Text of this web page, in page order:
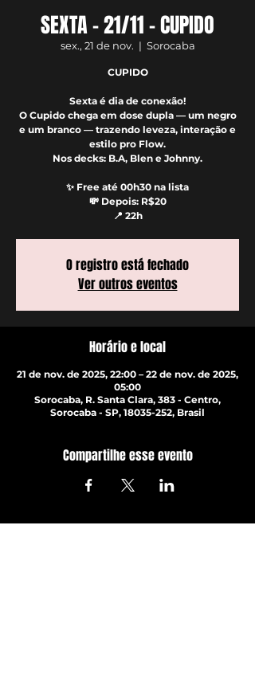
SEXTA – 21/11 - CUPIDO
sex., 21 de nov.
  |
Sorocaba
CUPIDO
Sexta é dia de conexão!
O Cupido chega em dose dupla — um negro
e um branco — trazendo leveza, interação e
estilo pro Flow.
Nos decks: B.A, Blen e Johnny.
✨ Free até 00h30 na lista
💸 Depois: R$20
📍 22h
O registro está fechado
Ver outros eventos
Horário e local
21 de nov. de 2025, 22:00 – 22 de nov. de 2025,
05:00
Sorocaba, R. Santa Clara, 383 - Centro,
Sorocaba - SP, 18035-252, Brasil
Compartilhe esse evento